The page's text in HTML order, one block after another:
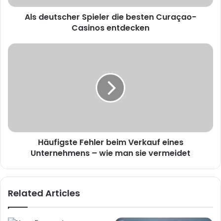
Als deutscher Spieler die besten Curaçao-
Casinos entdecken
Häufigste Fehler beim Verkauf eines
Unternehmens – wie man sie vermeidet
Related Articles